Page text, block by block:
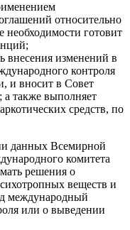
относительно
необходимости готовит
внесения изменений в
контроля
и вносит в Совет
а также выполняет
средств, по
данных Всемирной
комитета
решения о
веществ и
международный
или о выведении